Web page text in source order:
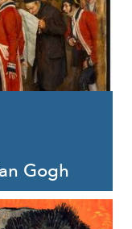
Gogh